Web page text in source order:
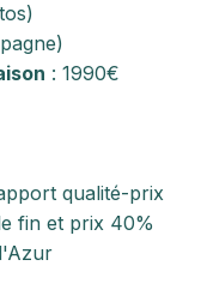
: 1990€
qualité-prix
fin et prix 40%